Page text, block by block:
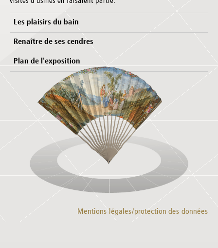
Les plaisirs du bain
Renaître de ses cendres
Plan de l'exposition
Mentions légales/protection des données